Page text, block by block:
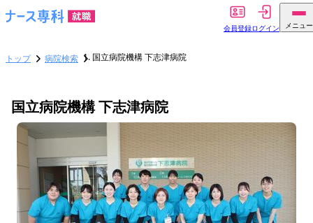
会員登録ログイン メニュー
トップ 病院検索 国立病院機構 下志津病院
国立病院機構 下志津病院